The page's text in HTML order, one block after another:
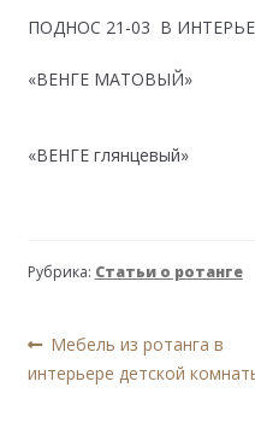
ПОДНОС 21-03 В
«ВЕНГЕ МАТОВЫЙ»
«ВЕНГЕ глянцевый»
Рубрика: Статьи о ротанге
Навигация
по
Предыдущая
запись:
Мебель из ротанга в
интерьере детской